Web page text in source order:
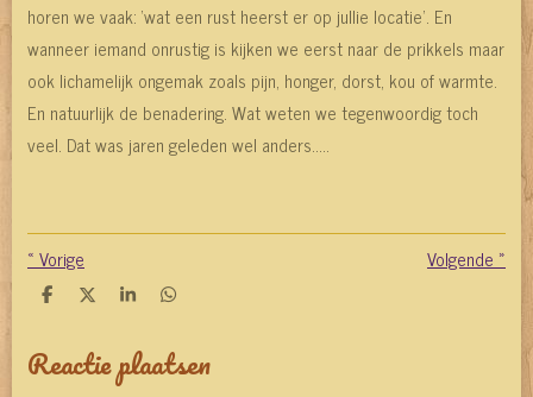
horen we vaak: ‘wat een rust heerst er op jullie locatie’. En
wanneer iemand onrustig is kijken we eerst naar de prikkels maar
ook lichamelijk ongemak zoals pijn, honger, dorst, kou of warmte.
En natuurlijk de benadering. Wat weten we tegenwoordig toch
veel. Dat was jaren geleden wel anders.....
« Vorige Volgende »
D
e
n
D
l
S
e
D
e
n
Reactie plaatsen